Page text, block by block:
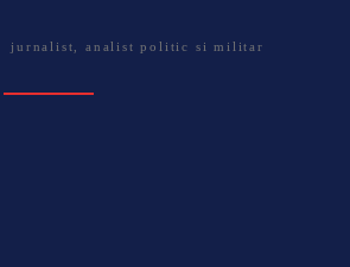
jurnalist, analist politic si militar